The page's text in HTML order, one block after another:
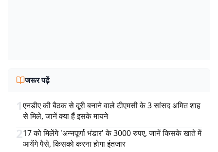
जरूर पढ़ें
1एनडीए की बैठक से दूरी बनाने वाले टीएमसी के 3 सांसद अमित शाह
से मिले, जानें क्या हैं इसके मायने
217 को मिलेंगे 'अन्नपूर्णा भंडार' के 3000 रुपए, जानें किसके खाते में
आयेंगे पैसे, किसको करना होगा इंतजार